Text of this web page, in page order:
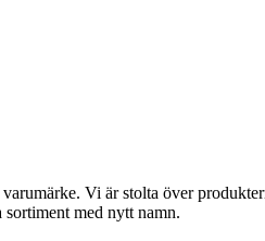
Vi är stolta över
med nytt namn.